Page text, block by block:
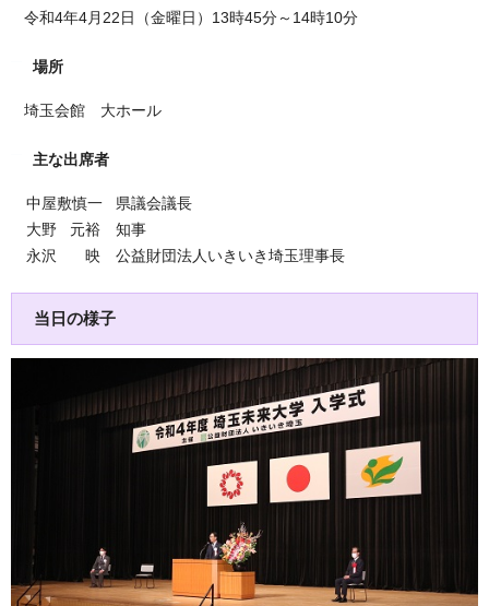
令和4年4月22日（金曜日）13時45分～14時10分
場所
埼玉会館 大ホール
主な出席者
中屋敷慎一 県議会議長
大野 元裕 知事
永沢 映 公益財団法人いきいき埼玉理事長
当日の様子